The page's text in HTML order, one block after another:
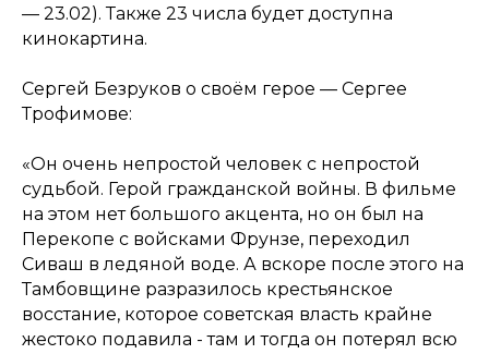
— 23.02). Также 23 числа будет доступна
кинокартина.
Сергей Безруков о своём герое — Сергее
Трофимове:
«Он очень непростой человек с непростой
судьбой. Герой гражданской войны. В фильме
на этом нет большого акцента, но он был на
Перекопе с войсками Фрунзе, переходил
Сиваш в ледяной воде. А вскоре после этого на
Тамбовщине разразилось крестьянское
восстание, которое советская власть крайне
жестоко подавила - там и тогда он потерял всю